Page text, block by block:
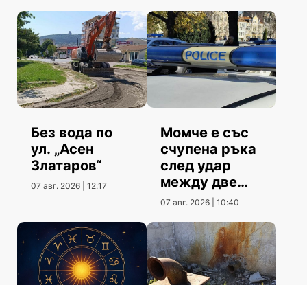
Без вода по
ул. „Асен
Златаров“
07 авг. 2026 | 12:17
Момче е със
счупена ръка
след удар
между две
коли
07 авг. 2026 | 10:40